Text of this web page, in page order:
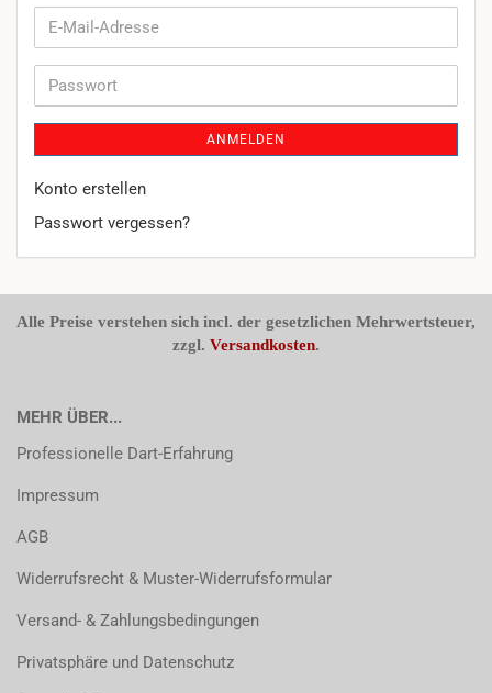
E-
Mail-
Passwort
ANMELDEN
Konto erstellen
Passwort vergessen?
Alle Preise verstehen sich incl. der gesetzlichen Mehrwertsteuer,
zzgl. Versandkosten.
MEHR ÜBER...
Professionelle Dart-Erfahrung
Impressum
AGB
Widerrufsrecht & Muster-Widerrufsformular
Versand- & Zahlungsbedingungen
Privatsphäre und Datenschutz